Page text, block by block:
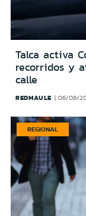
Talca activa
recorridos y
calle
REDMAULE 06/08/
REGIONAL